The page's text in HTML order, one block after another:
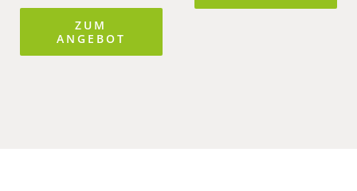
ZUM
ANGEBOT